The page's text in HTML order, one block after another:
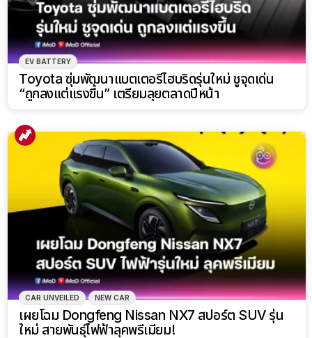
EV BATTERY
Toyota ซุ่มพัฒนาแบตเตอรี่ไฮบริดรุ่นใหม่ ชูจุดเด่น
“ถูกลงแต่แรงขึ้น” เตรียมลุยตลาดปีหน้า
CAR UNVEILED NEW CAR
เผยโฉม Dongfeng Nissan NX7 สปอร์ต SUV รุ่น
ใหม่ สายพันธุ์ไฟฟ้าลุคพรีเมียม!